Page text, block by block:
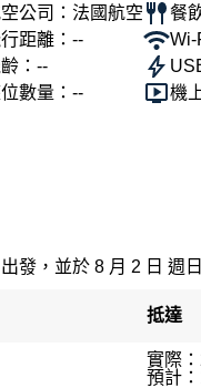
公司：法國航空
距離：--
：--
數量：--
餐
Wi-
機
發，並於 8 月 2 日 週
抵達
實際
預計